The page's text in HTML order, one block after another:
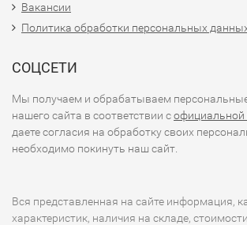
Вакансии
Политика обработки персональных
СОЦСЕТИ
Мы получаем и обрабатываем
нашего сайта в соответствии софициальной
даете согласия на обработку своих
необходимо покинуть наш сайт.
Вся представленная на сайте информация,
характеристик, наличия на складе,